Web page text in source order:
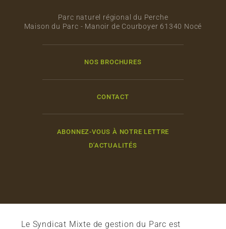
Parc naturel régional du Perche
Maison du Parc - Manoir de Courboyer 61340 Nocé
NOS BROCHURES
CONTACT
ABONNEZ-VOUS À NOTRE LETTRE
D'ACTUALITÉS
Le Syndicat Mixte de gestion du Parc est